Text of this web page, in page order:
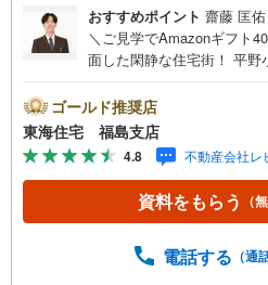
おすすめポイント 齋藤 匡佑
＼ご見学でAmazonギフト
面した閑静な住宅街！ 平野
能【東海住宅って？】●福島
富な物件情報でお客様をお
談無料！】●「住宅ローン通
ませんか？●お客様をサポー
します！●秘密厳守、無理
ランシュミレーション無
したい！」●審査・購入前
ゴールド推奨店
東海住宅 福島支店
4.8 不動産会社レ
資料をもらう （
電話する （通